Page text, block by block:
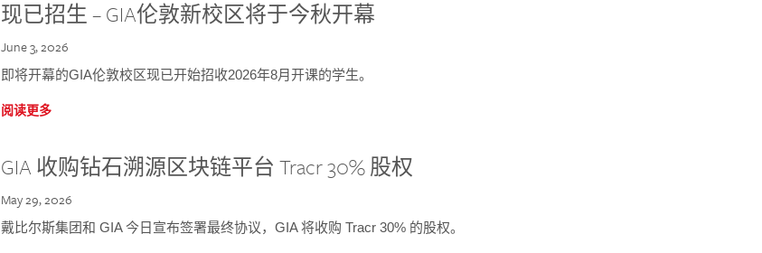
现已招生 – GIA伦敦新校区将于今秋开幕
June 3, 2026
即将开幕的GIA伦敦校区现已开始招收2026年8月开课的学生。
阅读更多
GIA 收购钻石溯源区块链平台 Tracr 30% 股权
May 29, 2026
戴比尔斯集团和 GIA 今日宣布签署最终协议，GIA 将收购 Tracr 30% 的股权。